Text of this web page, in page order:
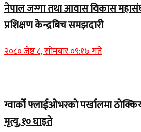
नेपाल जग्गा तथा आवास विकास
प्रशिक्षण केन्द्रबिच समझदारी
२०८० जेष्ठ ८, सोमबार ०९:१७ गते
ग्वार्को फ्लाईओभरको पर्खालमा
मृत्यु, १० घाइते